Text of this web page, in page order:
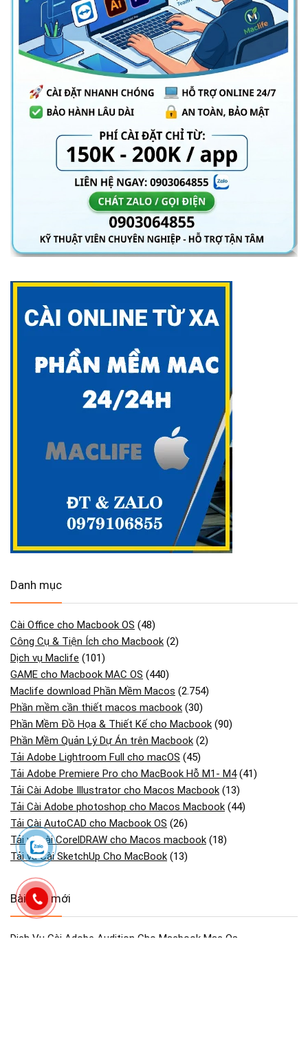
Danh mục
Cài Office cho Macbook OS (48)
Công Cụ & Tiện Ích cho Macbook (2)
Dịch vụ Maclife (101)
GAME cho Macbook MAC OS (440)
Maclife download Phần Mềm Macos (2.754)
Phần mềm cần thiết macos macbook (30)
Phần Mềm Đồ Họa & Thiết Kế cho Macbook (90)
Phần Mềm Quản Lý Dự Án trên Macbook (2)
Tải Adobe Lightroom Full cho macOS (45)
Tải Adobe Premiere Pro cho MacBook Hỗ M1- M4(41)
Tải Cài Adobe Illustrator cho Macos Macbook (13)
Tải Cài Adobe photoshop cho Macos Macbook (44)
Tải Cài AutoCAD cho Macbook OS (26)
Tải và cài CorelDRAW cho Macos macbook (18)
Tải và Cài SketchUp Cho MacBook (13)
Bài viết mới
Dịch Vụ Cài Adobe Audition Cho Macbook Mac Os